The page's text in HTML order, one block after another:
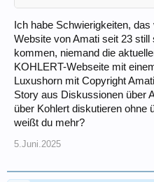
Ich habe Schwierigkeiten,
Website von Amati seit 23
kommen, niemand die
KOHLERT-Webseite mit
Luxushorn mit Copyright
Story aus Diskussionen über
über Kohlert diskutieren ohne
weißt du mehr?
5.Juni.2025